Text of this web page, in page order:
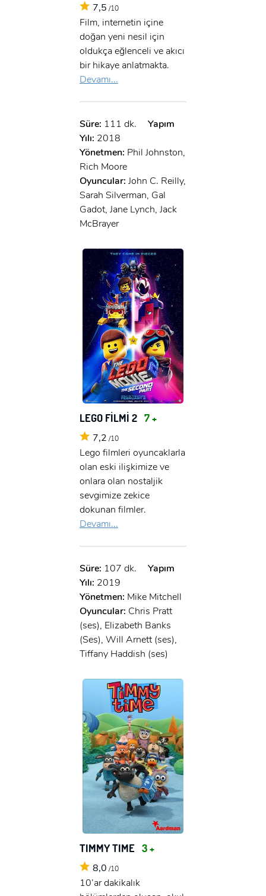
7,5 /10
Film, internetin içine
doğan yeni nesil için
oldukça eğlenceli ve akıcı
bir hikaye anlatmakta.
Devamı...
Süre: 111 dk.
Yapım
Yılı: 2018
Yönetmen: Phil Johnston,
Rich Moore
Oyuncular: John C. Reilly,
Sarah Silverman, Gal
Gadot, Jane Lynch, Jack
McBrayer
LEGO FİLMİ 2 7 +
7,2 /10
Lego filmleri oyuncaklarla
olan eski ilişkimize ve
onlara olan nostaljik
sevgimize zekice
dokunan filmler.
Devamı...
Süre: 107 dk.
Yapım
Yılı: 2019
Yönetmen: Mike Mitchell
Oyuncular: Chris Pratt
(ses), Elizabeth Banks
(Ses), Will Arnett (ses),
Tiffany Haddish (ses)
TIMMY TIME 3 +
8,0 /10
10’ar dakikalık